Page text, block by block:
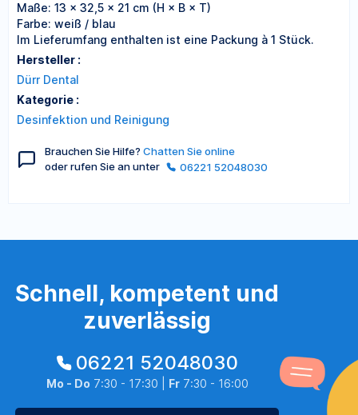
Maße: 13 × 32,5 × 21 cm (H × B × T)
Farbe: weiß / blau
Im Lieferumfang enthalten ist eine Packung à 1 Stück.
Hersteller :
Dürr Dental
Kategorie :
Desinfektion und Reinigung
Brauchen Sie Hilfe? Chatten Sie online
oder rufen Sie an unter
06221 52048030
Schnell, kompetent und
zuverlässig
06221 52048030
Mo - Do 7:30 - 17:30 | Fr7:30 - 16:00